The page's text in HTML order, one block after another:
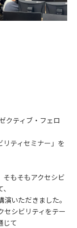
クティブ・フェロ
リティセミナー」を
そもそもアクセシビ
いただきました。
セシビリティをテー
じて